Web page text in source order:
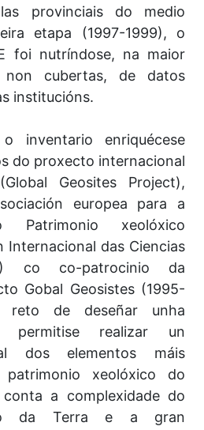
provinciais do medio
etapa (1997-1999), o
foi nutríndose, na maior
cubertas, de datos
institucións.
inventario enriquécese
do proxecto internacional
Geosites Project),
europea para a
Patrimonio xeolóxico
Internacional das Ciencias
co co-patrocinio da
Gobal Geosistes (1995-
de deseñar unha
permitise realizar un
dos elementos máis
patrimonio xeolóxico do
a complexidade do
da Terra e a gran